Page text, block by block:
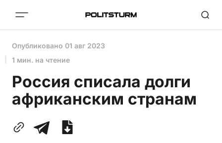
Опубликовано 01 авг 2023
1 мин. на чтение
Россия списала долги
африканским странам